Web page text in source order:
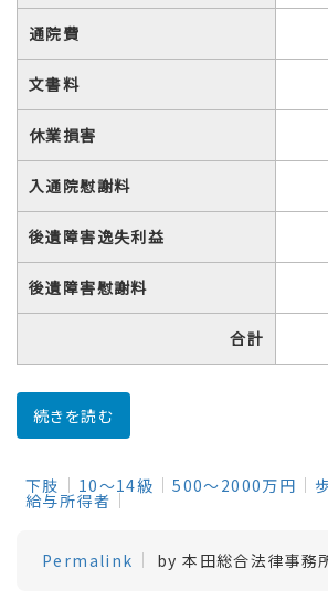
通院費
文書料
休業損害
入通院慰謝料
後遺障害逸失利益
後遺障害慰謝料
合計
続きを読む
下肢 10～14級 500～2000万円
給与所得者
Permalink by 本田総合法律事務